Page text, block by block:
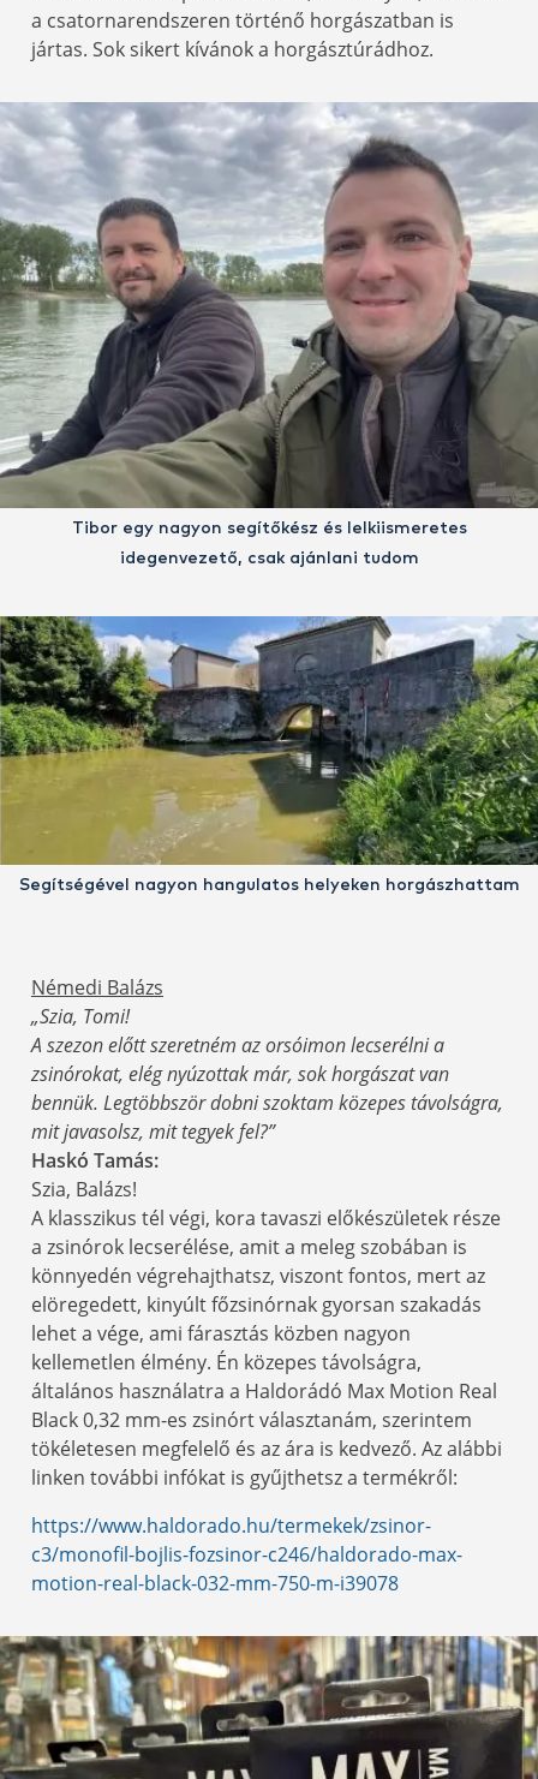
a csatornarendszeren történő horgászatban is
jártas. Sok sikert kívánok a horgásztúrádhoz.
Tibor egy nagyon segítőkész és lelkiismeretes
idegenvezető, csak ajánlani tudom
Segítségével nagyon hangulatos helyeken horgászhattam
Némedi Balázs
„Szia, Tomi!
A szezon előtt szeretném az orsóimon lecserélni a
zsinórokat, elég nyúzottak már, sok horgászat van
bennük. Legtöbbször dobni szoktam közepes távolságra,
mit javasolsz, mit tegyek fel?”
Haskó Tamás:
Szia, Balázs!
A klasszikus tél végi, kora tavaszi előkészületek része
a zsinórok lecserélése, amit a meleg szobában is
könnyedén végrehajthatsz, viszont fontos, mert az
elöregedett, kinyúlt főzsinórnak gyorsan szakadás
lehet a vége, ami fárasztás közben nagyon
kellemetlen élmény. Én közepes távolságra,
általános használatra a Haldorádó Max Motion Real
Black 0,32 mm-es zsinórt választanám, szerintem
tökéletesen megfelelő és az ára is kedvező. Az alábbi
linken további infókat is gyűjthetsz a termékről:
https://www.haldorado.hu/termekek/zsinor-
c3/monofil-bojlis-fozsinor-c246/haldorado-max-
motion-real-black-032-mm-750-m-i39078